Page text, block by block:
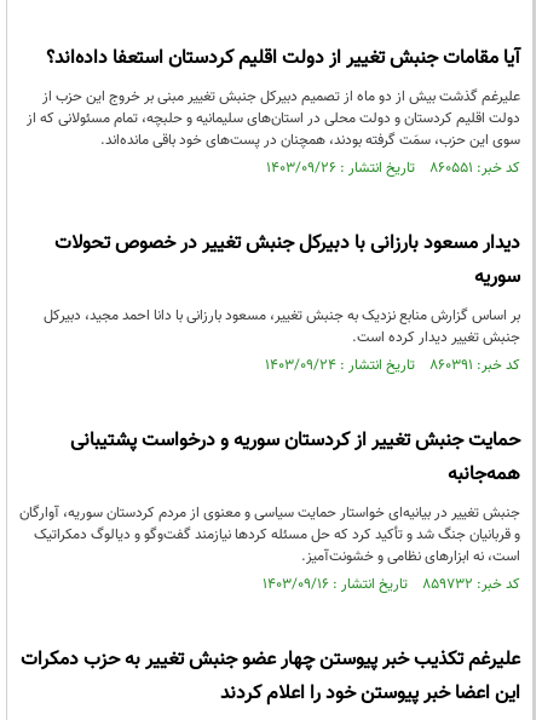
آیا مقامات جنبش تغییر از دولت اقلیم کردستان استعفا داده‌اند؟
علیرغم گذشت بیش از دو ماه از تصمیم دبیرکل جنبش تغییر مبنی بر خروج این حزب از
دولت اقلیم کردستان و دولت محلی در استان‌های سلیمانیه و حلبچه، تمام مسئولانی که از
سوی این حزب، سمَت گرفته بودند، همچنان در پست‌های خود باقی مانده‌اند.
کد خبر: ۸۶۰۵۵۱ تاریخ انتشار : ۱۴۰۳/۰۹/۲۶
دیدار مسعود بارزانی با دبیرکل جنبش تغییر در خصوص تحولات
سوریه
بر اساس گزارش منابع نزدیک به جنبش تغییر، مسعود بارزانی با دانا احمد مجید، دبیرکل
جنبش تغییر دیدار کرده است.
کد خبر: ۸۶۰۳۹۱ تاریخ انتشار : ۱۴۰۳/۰۹/۲۴
حمایت جنبش تغییر از کردستان سوریه و درخواست پشتیبانی
همه‌جانبه
جنبش تغییر در بیانیه‌ای خواستار حمایت سیاسی و معنوی از مردم کردستان سوریه، آوارگان
و قربانیان جنگ شد و تأکید کرد که حل مسئله کردها نیازمند گفت‌وگو و دیالوگ دمکراتیک
است، نه ابزارهای نظامی و خشونت‌آمیز.
کد خبر: ۸۵۹۷۳۲ تاریخ انتشار : ۱۴۰۳/۰۹/۱۶
علیرغم تکذیب خبر پیوستن چهار عضو جنبش تغییر به حزب دمکرات
این اعضا خبر پیوستن خود را اعلام کردند